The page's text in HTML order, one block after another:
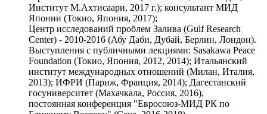
Институт М.Ахтисаари, 2017 г.); консультант МИД
Японии (Токио, Япония, 2017);
Центр исследований проблем Залива (Gulf Research
Center) - 2010-2016 (Абу Даби, Дубай, Берлин, Лондон).
Выступления с публичными лекциями: Sasakawa Peace
Foundation (Токио, Япония, 2012, 2014); Итальянский
институт международных отношений (Милан, Италия,
2013); ИФРИ (Париж, Франция, 2014); Дагестанский
госуниверситет (Махачкала, Россия, 2016),
постоянная конференция "Евросоюз-МИД РК по